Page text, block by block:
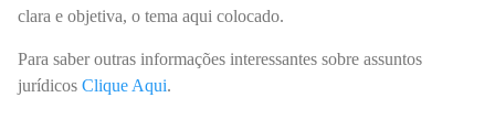
clara e objetiva, o tema aqui colocado.
Para saber outras informações interessantes sobre assuntos
jurídicos Clique Aqui.